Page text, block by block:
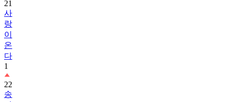
랑
이
온
다
1
22
송
가
인